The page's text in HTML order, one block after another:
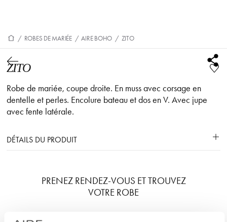
/ ROBES DE MARIÉE / AIRE BOHO / ZITO
ZITO
Robe de mariée, coupe droite. En muss avec corsage en
dentelle et perles. Encolure bateau et dos en V. Avec jupe
avec fente latérale.
DÉTAILS DU PRODUIT
PRENEZ RENDEZ-VOUS ET TROUVEZ
VOTRE ROBE